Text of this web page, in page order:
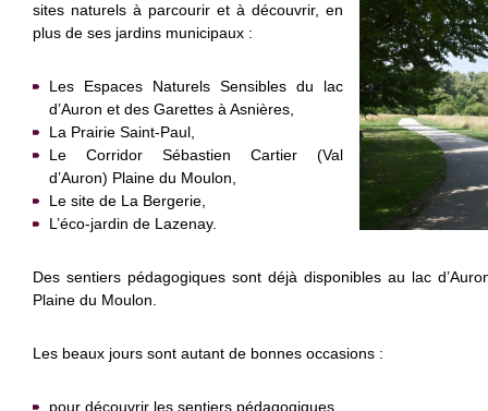
sites naturels à parcourir et à découvrir, en
plus de ses jardins municipaux :
Les Espaces Naturels Sensibles du lac
d’Auron et des Garettes à Asnières,
La Prairie Saint-Paul,
Le Corridor Sébastien Cartier (Val
d’Auron) Plaine du Moulon,
Le site de La Bergerie,
L’éco-jardin de Lazenay.
Des sentiers pédagogiques sont déjà disponibles au lac
Plaine du Moulon.
Les beaux jours sont autant de bonnes occasions :
pour découvrir les sentiers pédagogiques,